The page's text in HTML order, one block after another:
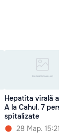
Hepatita virală
A la Cahul. 7
spitalizate
28 Мар. 15:21